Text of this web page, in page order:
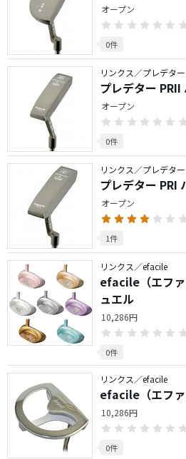
オープン
0件
リンクス／プレデター
プレデター PRII
オープン
0件
リンクス／プレデター
プレデター PRI
オープン
1件
リンクス／efacile
efacile（エファ
ュエル
10,286円
0件
リンクス／efacile
efacile（エファ
10,286円
0件